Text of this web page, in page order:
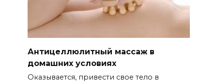
Антицеллюлитный массаж в
домашних условиях
Оказывается, привести свое тело в